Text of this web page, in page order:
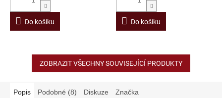
Do košíku Do košíku
ZOBRAZIT VŠECHNY SOUVISEJÍCÍ PRODUKTY
Popis Podobné (8) Diskuze Značka